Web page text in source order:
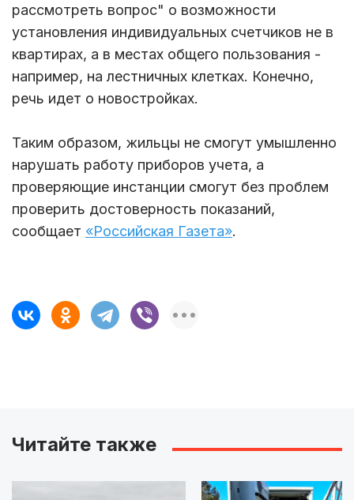
рассмотреть вопрос" о возможности
установления индивидуальных счетчиков не в
квартирах, а в местах общего пользования -
например, на лестничных клетках. Конечно,
речь идет о новостройках.
Таким образом, жильцы не смогут умышленно
нарушать работу приборов учета, а
проверяющие инстанции смогут без проблем
проверить достоверность показаний,
сообщает «Российская Газета».
Читайте также